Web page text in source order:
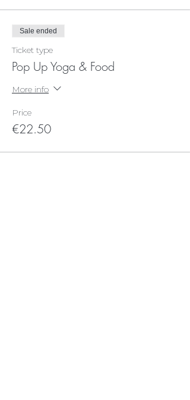
Sale ended
Ticket type
Pop Up Yoga & Food
More info
Price
€22.50